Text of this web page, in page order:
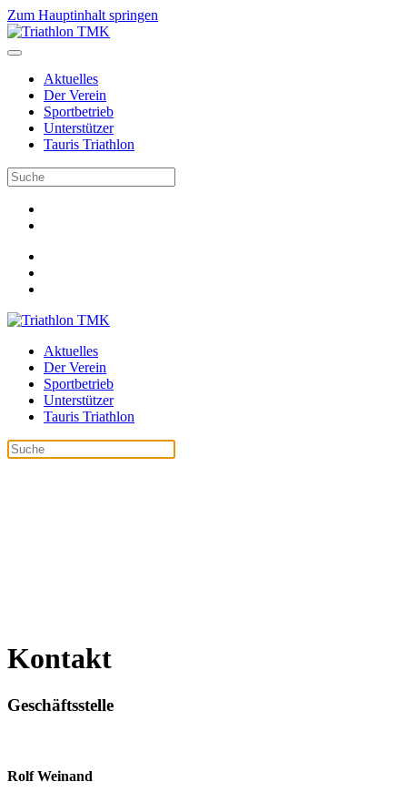
Zum Hauptinhalt springen
Aktuelles
Der Verein
Sportbetrieb
Unterstützer
Tauris Triathlon
Aktuelles
Der Verein
Sportbetrieb
Unterstützer
Tauris Triathlon
Kontakt
Geschäftsstelle
Rolf Weinand